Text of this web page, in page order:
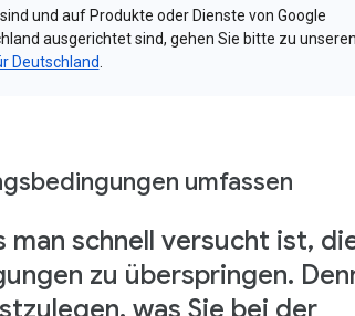
und auf Produkte oder Dienste von Google
ausgerichtet sind, gehen Sie bitte zu unseren
Deutschland
umfassen
man schnell versucht ist,
zu überspringen.
was Sie bei der